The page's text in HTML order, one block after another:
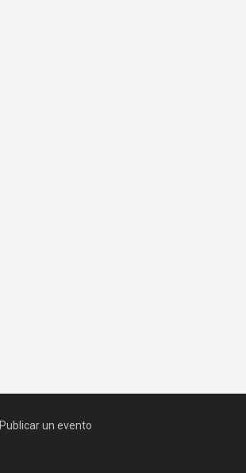
Publicar un evento